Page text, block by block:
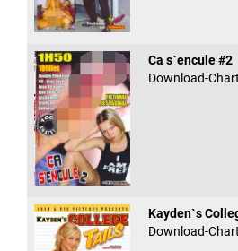
Ca s`encule #2
Download-
Kayden`s
Download-